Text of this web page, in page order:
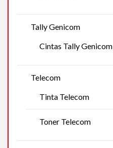
Tally Genicom
Cintas Tally Genicom
Telecom
Tinta Telecom
Toner Telecom